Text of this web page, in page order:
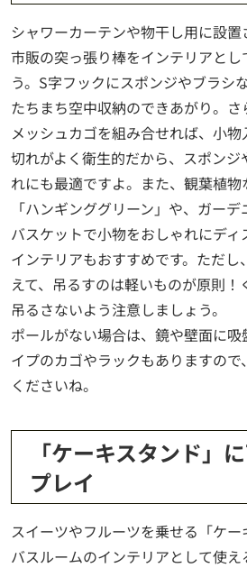
シャワーカーテンや物干し用に設置
市販の突っ張り棒をインテリアとし
う。S字フックにスポンジやブラシ
たちまち空中収納のできあがり。
メッシュカゴを組み合せれば、小
切れがよく衛生的だから、スポンジ
れにも最適ですよ。また、観葉植
「ハンギンググリーン」や、ガー
バスケットで小物をおしゃれにデ
インテリアもおすすめです。ただ
えて、吊るすのは軽いものが原則
吊るさないよう注意しましょう。
ポールがない場合は、鏡や壁面に
イプのカゴやラックもありますの
くださいね。
「ケーキスタンド」
プレイ
スイーツやフルーツを乗せる「ケ
バスルームのインテリアとして使